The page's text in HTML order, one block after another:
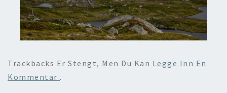
Trackbacks Er Stengt, Men Du Kan Legge Inn En
Kommentar .